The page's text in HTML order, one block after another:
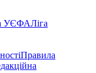
УЄФАЛіга
Правила